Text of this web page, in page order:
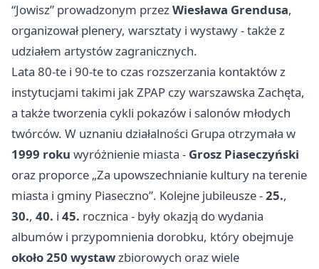
“Jowisz” prowadzonym przezWiesława Grendusa,
organizował plenery, warsztaty i wystawy - także z
udziałem artystów zagranicznych.
Lata 80-te i 90-te to czas rozszerzania kontaktów z
instytucjami takimi jak ZPAP czy warszawska Zachęta,
a także tworzenia cykli pokazów i salonów młodych
twórców. W uznaniu działalności Grupa otrzymała w
1999 roku wyróżnienie miasta - Grosz Piaseczyński
oraz proporce „Za upowszechnianie kultury na terenie
miasta i gminy Piaseczno”. Kolejne jubileusze -25.,
30., 40. i 45. rocznica - były okazją do wydania
albumów i przypomnienia dorobku, który obejmuje
około 250 wystawzbiorowych oraz wiele